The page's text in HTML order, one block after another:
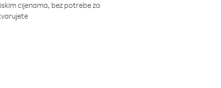
cijenama, bez potrebe za